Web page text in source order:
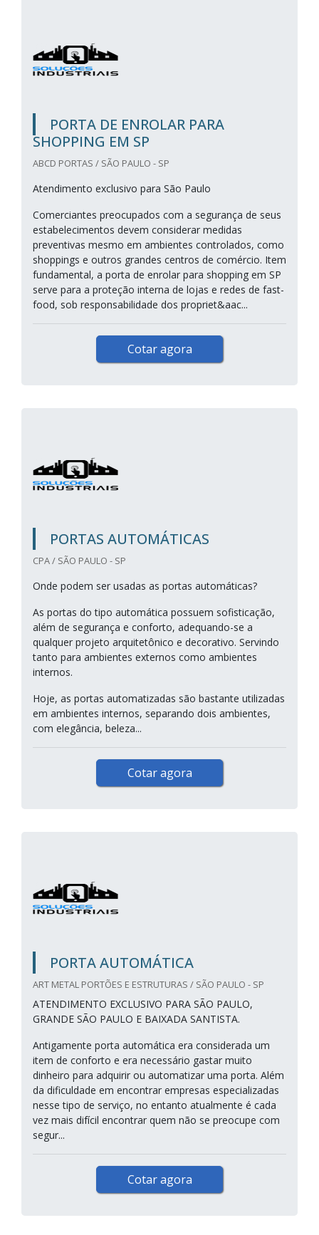
PORTA DE ENROLAR PARA
SHOPPING EM SP
ABCD PORTAS / SÃO PAULO - SP
Atendimento exclusivo para São Paulo
Comerciantes preocupados com a segurança de seus
estabelecimentos devem considerar medidas
preventivas mesmo em ambientes controlados, como
shoppings e outros grandes centros de comércio. Item
fundamental, a porta de enrolar para shopping em SP
serve para a proteção interna de lojas e redes de fast-
food, sob responsabilidade dos propriet&aac...
Cotar agora
PORTAS AUTOMÁTICAS
CPA / SÃO PAULO - SP
Onde podem ser usadas as portas automáticas?
As portas do tipo automática possuem sofisticação,
além de segurança e conforto, adequando-se a
qualquer projeto arquitetônico e decorativo. Servindo
tanto para ambientes externos como ambientes
internos.
Hoje, as portas automatizadas são bastante utilizadas
em ambientes internos, separando dois ambientes,
com elegância, beleza...
Cotar agora
PORTA AUTOMÁTICA
ART METAL PORTÕES E ESTRUTURAS / SÃO PAULO - SP
ATENDIMENTO EXCLUSIVO PARA SÃO PAULO,
GRANDE SÃO PAULO E BAIXADA SANTISTA.
Antigamente porta automática era considerada um
item de conforto e era necessário gastar muito
dinheiro para adquirir ou automatizar uma porta. Além
da dificuldade em encontrar empresas especializadas
nesse tipo de serviço, no entanto atualmente é cada
vez mais difícil encontrar quem não se preocupe com
segur...
Cotar agora